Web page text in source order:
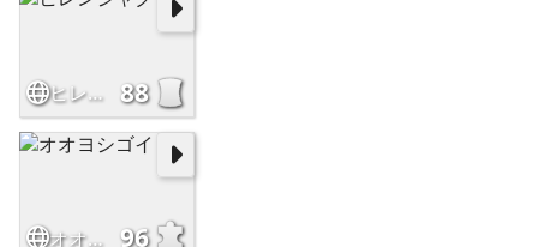
ヒレンジャク 88
オオヨシゴイ 96